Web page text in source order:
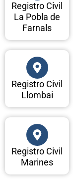
Registro Civil
La Pobla de
Farnals
Registro Civil
Llombai
Registro Civil
Marines